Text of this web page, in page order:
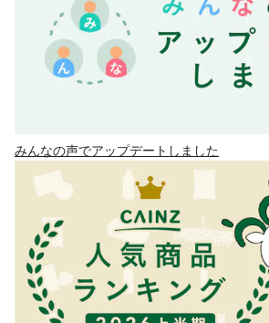
みんなの声でアップデートしました